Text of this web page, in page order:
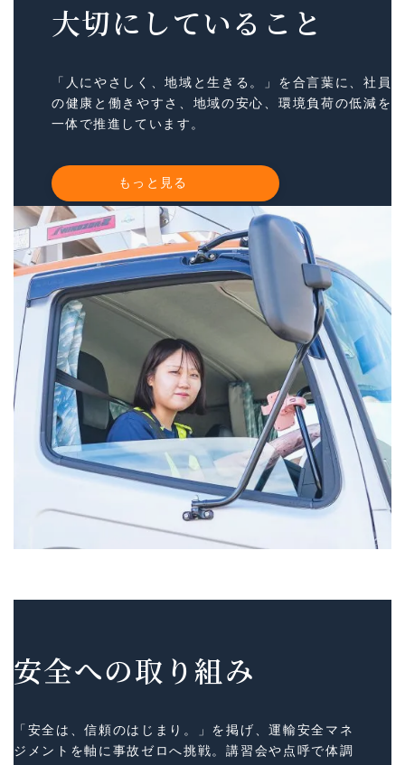
大切にしていること
「人にやさしく、地域と生きる。」を合言葉に、社員
の健康と働きやすさ、地域の安心、環境負荷の低減を
一体で推進しています。
もっと見る
安全への取り組み
「安全は、信頼のはじまり。」を掲げ、運輸安全マネ
ジメントを軸に事故ゼロへ挑戦。講習会や点呼で体調